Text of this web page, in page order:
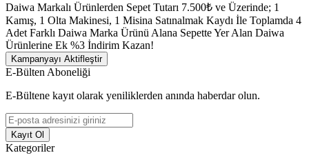
Daiwa Markalı Ürünlerden Sepet Tutarı 7.500₺ ve Üzerinde; 1
Kamış, 1 Olta Makinesi, 1 Misina Satınalmak Kaydı İle Toplamda 4
Adet Farklı Daiwa Marka Ürünü Alana Sepette Yer Alan Daiwa
Ürünlerine Ek %3 İndirim Kazan!
Kampanyayı Aktifleştir
E-Bülten Aboneliği
E-Bültene kayıt olarak yeniliklerden anında haberdar olun.
Kayıt Ol
Kategoriler